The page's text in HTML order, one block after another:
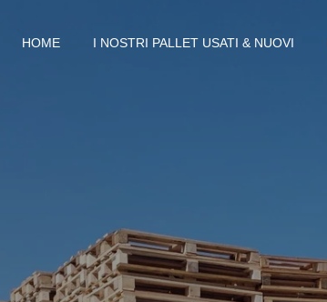
HOME I NOSTRI PALLET USATI & NUOVI